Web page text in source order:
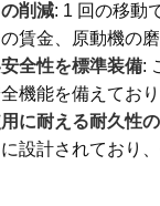
削減: 1 回の移動
賃金、原動機の
全性を標準装備:
機能を備えてお
に耐える耐久性
設計されており